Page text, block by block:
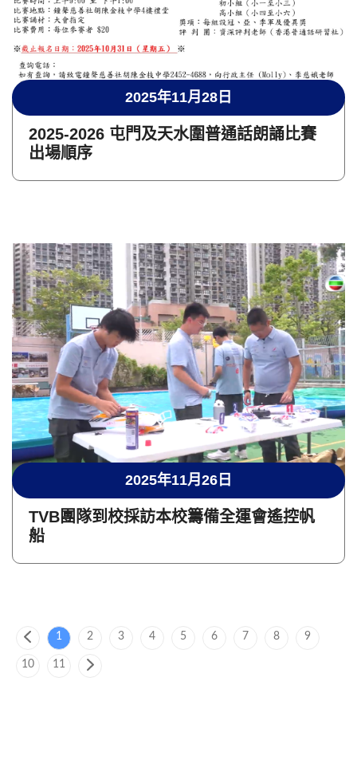
2025年11月28日
2025-2026 屯門及天水圍普通話朗誦比賽
出場順序
2025年11月26日
TVB團隊到校採訪本校籌備全運會遙控帆
船
1 2 3 4 5 6 7 8 9
10 11